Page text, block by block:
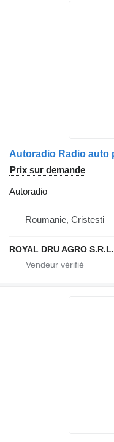
Prix sur demande
Autoradio
Roumanie, Cristesti
ROYAL DRU AGRO S.R.L.